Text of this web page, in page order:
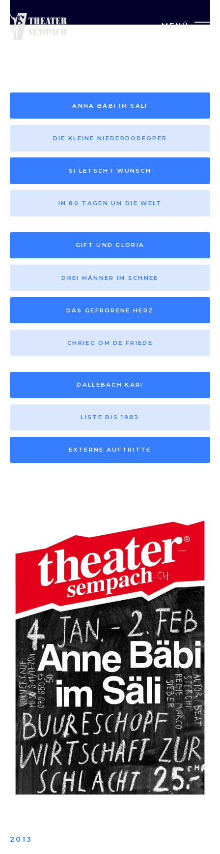
MENÜ
Saison vor 2013
ANNA BÄBI IM SÄLI
DIE KLEINE NIEDERDORFOPER
SI LETSCHT WUNSCH
IN 80 TAGEN UM DIE WELT
GIFT UND GLORIA
DREI MÄNNER IM SCHNEE
DAS GEFRORENE HERZ
CHRIEG OM DE FRIEDE
DÄLLEBACH KARI
LISTE BIS 1983
EXTERNE AUFTRITTE
2013